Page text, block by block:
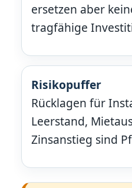
ersetzen aber
tragfähige
Risikopuffer
Rücklagen für
Leerstand,
Zinsanstieg sind